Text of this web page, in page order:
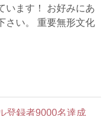
います！ お好みにあ
さい。 重要無形文化
登録者9000名達成